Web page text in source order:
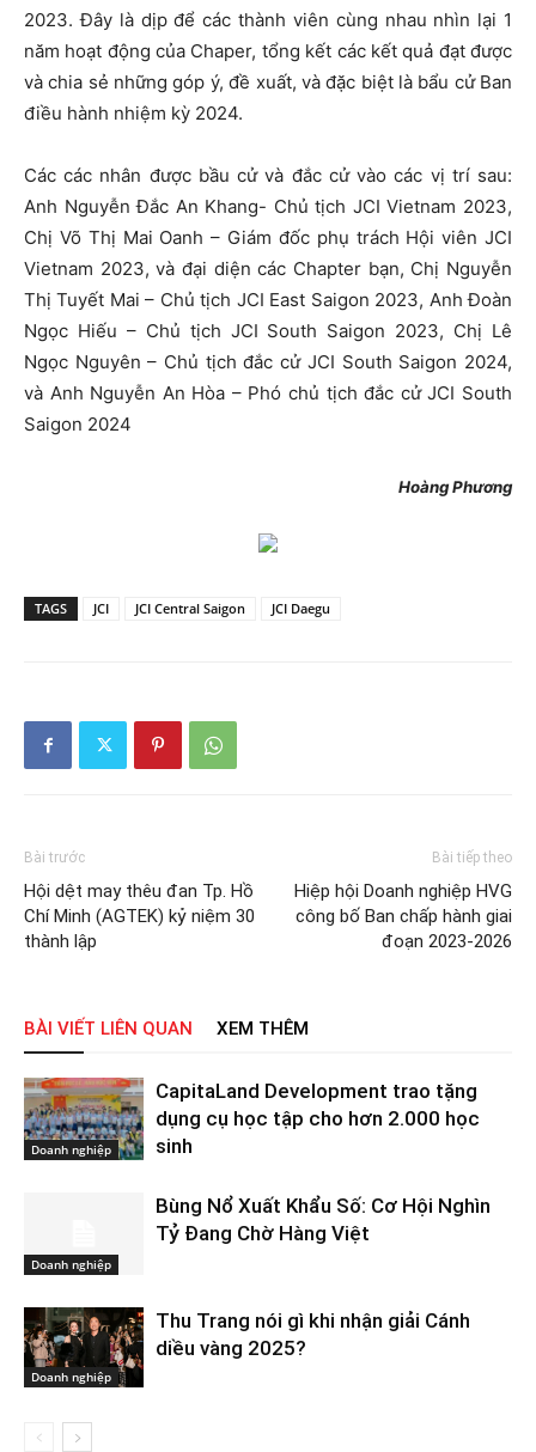
2023. Đây là dịp để các thành viên cùng nhau nhìn lại 1
năm hoạt động của Chaper, tổng kết các kết quả đạt được
và chia sẻ những góp ý, đề xuất, và đặc biệt là bẩu cử Ban
điều hành nhiệm kỳ 2024.
Các các nhân được bầu cử và đắc cử vào các vị trí sau:
Anh Nguyễn Đắc An Khang- Chủ tịch JCI Vietnam 2023,
Chị Võ Thị Mai Oanh – Giám đốc phụ trách Hội viên JCI
Vietnam 2023, và đại diện các Chapter bạn, Chị Nguyễn
Thị Tuyết Mai – Chủ tịch JCI East Saigon 2023, Anh Đoàn
Ngọc Hiếu – Chủ tịch JCI South Saigon 2023, Chị Lê
Ngọc Nguyên – Chủ tịch đắc cử JCI South Saigon 2024,
và Anh Nguyễn An Hòa – Phó chủ tịch đắc cử JCI South
Saigon 2024
Hoàng Phương
TAGS JCI JCI Central Saigon JCI Daegu
Bài trước
Hội dệt may thêu đan Tp. Hồ
Chí Minh (AGTEK) kỷ niệm 30
thành lập
Bài tiếp theo
Hiệp hội Doanh nghiệp HVG
công bố Ban chấp hành giai
đoạn 2023-2026
BÀI VIẾT LIÊN QUAN XEM THÊM
Doanh nghiệp
CapitaLand Development trao tặng
dụng cụ học tập cho hơn 2.000 học
sinh
Doanh nghiệp
Bùng Nổ Xuất Khẩu Số: Cơ Hội Nghìn
Tỷ Đang Chờ Hàng Việt
Doanh nghiệp
Thu Trang nói gì khi nhận giải Cánh
diều vàng 2025?